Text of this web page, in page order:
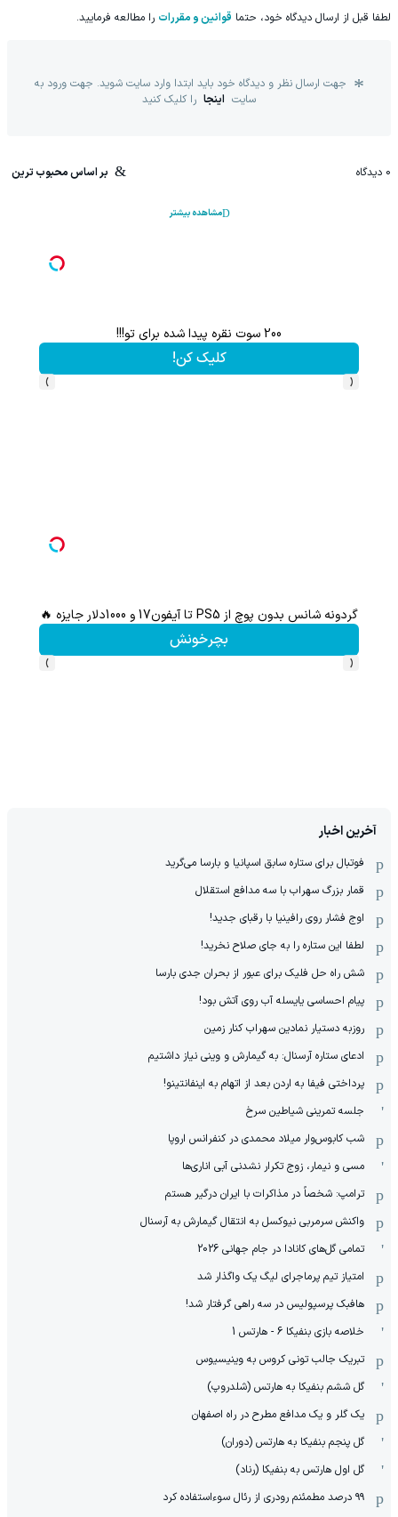
لطفا قبل از ارسال دیدگاه خود، حتما قوانین و مقررات را مطالعه فرمایید.
جهت ارسال نظر و دیدگاه خود باید ابتدا وارد سایت شوید. جهت ورود به
سایت اینجا را کلیک کنید
0 دیدگاه بر اساس محبوب ترین
مشاهده بیشتر
200 سوت نقره پیدا شده برای تو!!!
کلیک کن!
‹
›
گردونه شانس بدون پوچ از PS5 تا آیفون17 و 1000دلار جایزه 🔥
بچرخونش
‹
›
آخرین اخبار
فوتبال برای ستاره سابق اسپانیا و بارسا می‌گرید
قمار بزرگ سهراب با سه مدافع استقلال
اوج فشار روی رافینیا با رقبای جدید!
لطفا این ستاره را به جای صلاح نخرید!
شش راه حل فلیک برای عبور از بحران جدی بارسا
پیام احساسی یایسله آب روی آتش بود!
روزبه دستیار نمادین سهراب کنار زمین
ادعای ستاره آرسنال: به گیمارش و وینی نیاز داشتیم
پرداختی فیفا به اردن بعد از اتهام به اینفانتینو!
جلسه تمرینی شیاطین سرخ
شب کابوس‌وار میلاد محمدی در کنفرانس اروپا
مسی و نیمار، زوج تکرار نشدنی آبی اناری‌ها
ترامپ: شخصاً در مذاکرات با ایران درگیر هستم
واکنش سرمربی نیوکسل به انتقال گیمارش به آرسنال
تمامی گل‌های کانادا در جام جهانی 2026
امتیاز تیم پرماجرای لیگ یک واگذار شد
هافبک پرسپولیس در سه راهی گرفتار شد!
خلاصه بازی بنفیکا 6 - هارتس 1
تبریک جالب تونی کروس به وینیسیوس
گل ششم بنفیکا به هارتس (شلدروپ)
یک گلر و یک مدافع مطرح در راه اصفهان
گل پنجم بنفیکا به هارتس (دوران)
گل اول هارتس به بنفیکا (رناد)
۹۹ درصد مطمئنم رودری از رئال سوءاستفاده کرد